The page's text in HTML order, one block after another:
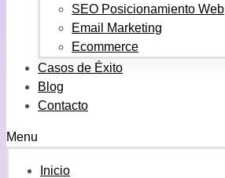
SEO Posicionamiento Web
Email Marketing
Ecommerce
Casos de Éxito
Blog
Contacto
Menu
Inicio